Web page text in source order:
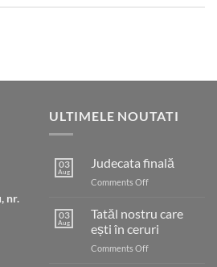
nr.
ULTIMELE NOUTATI
03
Aug
Judecata finală
Comments Offon
03
Aug
Tatăl nostru care
ești în ceruri
Comments Offon